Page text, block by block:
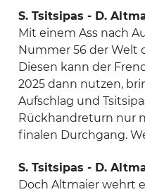
S. Tsitsipas - D.
Mit einem Ass nach
Nummer 56 der Welt
Diesen kann der
2025 dann nutzen,
Aufschlag und
Rückhandreturn nur
finalen Durchgang.
S. Tsitsipas - D.
Doch Altmaier wehrt